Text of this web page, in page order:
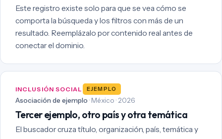
Este registro existe solo para que se vea cómo se
comporta la búsqueda y los filtros con más de un
resultado. Reemplázalo por contenido real antes de
conectar el dominio.
INCLUSIÓN SOCIAL EJEMPLO
Asociación de ejemplo · México · 2026
Tercer ejemplo, otro país y otra temática
El buscador cruza título, organización, país, temática y